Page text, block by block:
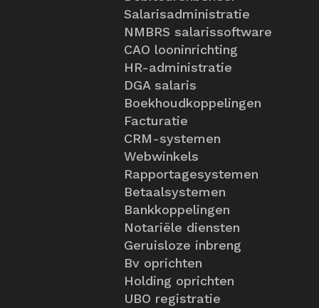
Salarisadministratie
NMBRS salarissoftware
CAO looninrichting
HR-administratie
DGA salaris
Boekhoudkoppelingen
Facturatie
CRM-systemen
Webwinkels
Rapportagesystemen
Betaalsystemen
Bankkoppelingen
Notariële diensten
Geruisloze inbreng
Bv oprichten
Holding oprichten
UBO registratie